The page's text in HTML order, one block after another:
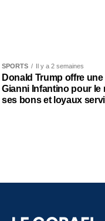
SPORTS Il y a 2 semaines
Donald Trump offre
Gianni Infantino pour le
ses bons et loyaux